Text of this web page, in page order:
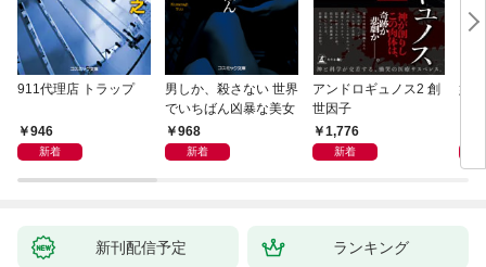
911代理店 トラップ
946
新着
男しか、殺さない 世界
でいちばん凶暴な美女
968
新着
アンドロギュノス2 創
世因子
1,776
新着
姐
新刊配信予定 ランキング